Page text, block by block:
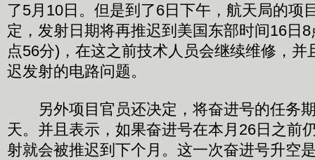
了5月10日。但是到了6日下午，航天局的项
定，发射日期将再推迟到美国东部时间16日
点56分)，在这之前技术人员会继续维修，并
迟发射的电路问题。
另外项目官员还决定，将奋进号的任务
天。并且表示，如果奋进号在本月26日之前
射就会被推迟到下个月。这一次奋进号升空